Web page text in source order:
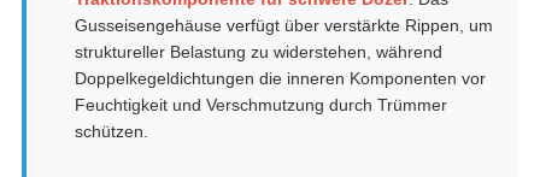
Gusseisengehäuse verfügt über verstärkte Rippen, um
struktureller Belastung zu widerstehen, während
Doppelkegeldichtungen die inneren Komponenten vor
Feuchtigkeit und Verschmutzung durch Trümmer
schützen.